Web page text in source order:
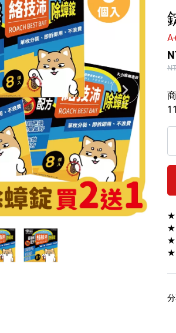
除果蠅
除水垢
馬桶清潔
除臭-清潔袋
傢俱蠟
★
★
★
★